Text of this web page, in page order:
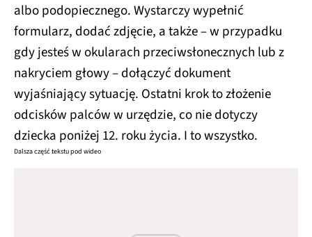
albo podopiecznego. Wystarczy wypełnić
formularz, dodać zdjęcie, a także – w przypadku
gdy jesteś w okularach przeciwsłonecznych lub z
nakryciem głowy – dołączyć dokument
wyjaśniający sytuację. Ostatni krok to złożenie
odcisków palców w urzędzie, co nie dotyczy
dziecka poniżej 12. roku życia. I to wszystko.
Dalsza część tekstu pod wideo